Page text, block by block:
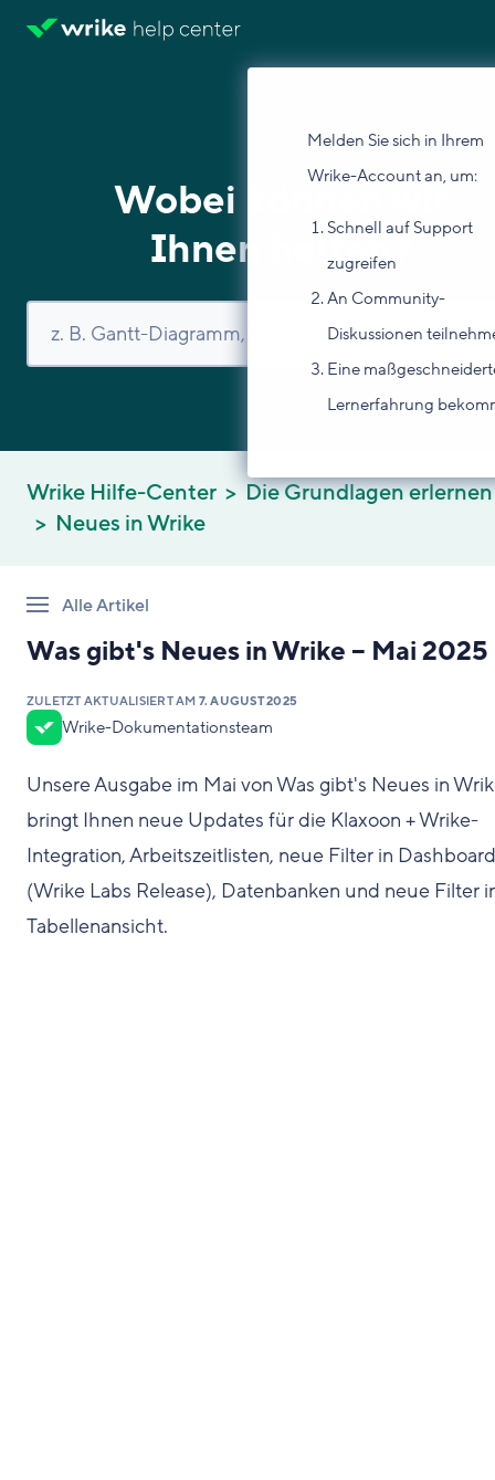
Melden Sie sich in Ihrem
Wrike-Account an, um:
Schnell auf Support
zugreifen
An Community-
Diskussionen
Eine
Lernerfahrung
Wobei können wir
Ihnen helfen?
Wrike Hilfe-Center
Die Grundlagen erlernen
Neues in Wrike
Alle Artikel
Was gibt's Neues in Wrike – Mai 2025
ZULETZT AKTUALISIERT AM 7. AUGUST 2025
Wrike-Dokumentationsteam
Unsere Ausgabe im Mai von Was gibt's Neues in
bringt Ihnen neue Updates für die Klaxoon + Wrike-
Integration, Arbeitszeitlisten, neue Filter in
(Wrike Labs Release), Datenbanken und neue Filter
Tabellenansicht.